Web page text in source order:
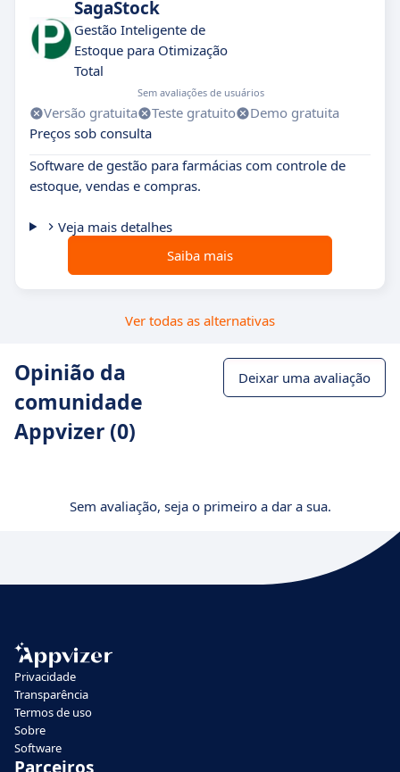
SagaStock
Gestão Inteligente de
Estoque para Otimização
Total
Sem avaliações de usuários
Versão gratuita Teste gratuito
Demo gratuita
Preços sob consulta
Software de gestão para farmácias com controle de
estoque, vendas e compras.
Veja mais detalhes
Saiba mais
Ver todas as alternativas
Opinião da
comunidade
Appvizer (0)
Deixar uma avaliação
Sem avaliação, seja o primeiro a dar a sua.
Privacidade
Transparência
Termos de uso
Sobre
Software